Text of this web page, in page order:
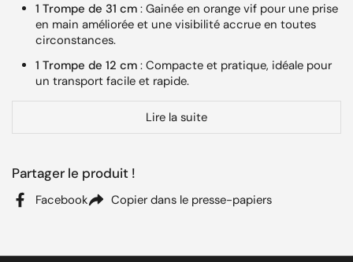
1 Trompe de 31 cm: Gainée en orange vif pour une prise
en main améliorée et une visibilité accrue en toutes
circonstances.
1 Trompe de 12 cm: Compacte et pratique, idéale pour
un transport facile et rapide.
Avantages du Produit
pour offrir une performance acoustique inégalée, permettant
de signaler votre présence et d'améliorer vos stratégies de
chasse en groupe. Le gainage orange assure également une
sécurité supplémentaire grâce à sa visibilité.
Technologies et Matériaux
Lire la suite
Partager le produit !
Facebook Copier dans le presse-papiers